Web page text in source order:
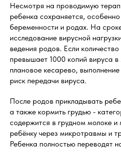
Несмотря на проводимую
ребенка сохраняется,
беременности и родах. На
исследование вирусной
ведения родов. Если
превышает 1000 копий вируса
плановое кесарево,
риск передачи вируса.
После родов прикладывать
а также кормить грудью -
содержится в грудном молоке и
ребёнку через микротравмы и
Ребенка полностью переводят